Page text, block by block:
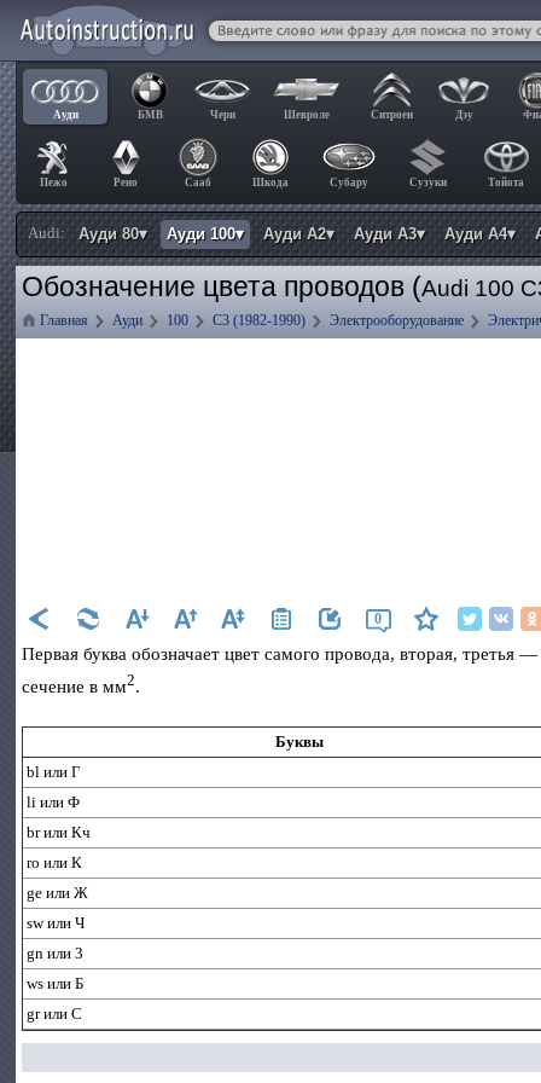
Ауди БМВ Чери Шевроле Ситроен Дэу
Пежо Рено Сааб Шкода Субару Сузуки Тойота
Audi: Ауди 80▾ Ауди 100▾ Ауди А2▾ Ауди А3▾ Ауди А4▾
Обозначение цвета проводов (Audi 100
Главная Ауди 100 C3 (1982-1990) Электрооборудование
0
Первая буква обозначает цвет самого провода, вторая,
сечение в мм2.
Буквы
bl или Г
li или Ф
br или Кч
ro или К
ge или Ж
sw или Ч
gn или 3
ws или Б
gr или С